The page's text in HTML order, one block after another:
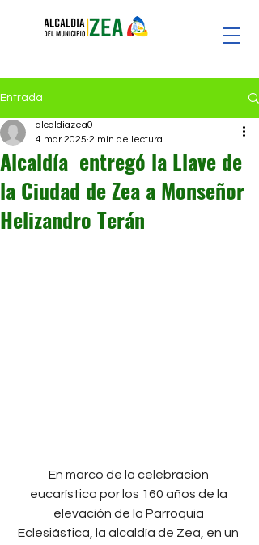
Entrada
Alcaldía entregó la Llave de
la Ciudad de Zea a Monseñor
Helizandro Terán
alcaldiazea0
4 mar 2025 2 min de lectura
En marco de la celebración
eucarística por los 160 años de la
elevación de la Parroquia
Eclesiástica, la alcaldía de Zea, en un